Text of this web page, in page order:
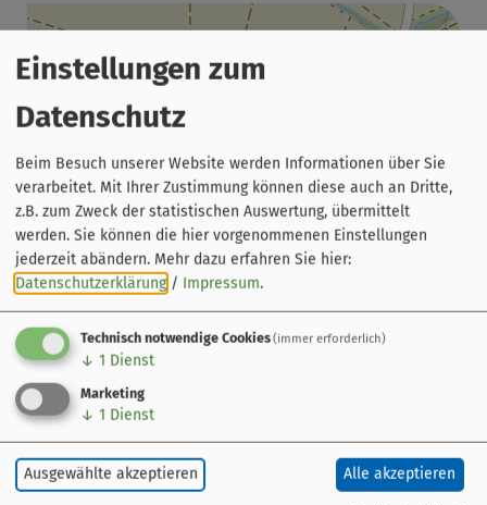
Leaflet|© OpenStreetMap-Mitwirkende
Brauerei-Gasthaus Sauer
Roßdorf am Forst
Sutte 5
96129 Strullendorf
09543 1578
Einstellungen zum
Datenschutz
Beim Besuch unserer Website werden Informationen über Sie
verarbeitet. Mit Ihrer Zustimmung können diese auch an Dritte,
z.B. zum Zweck der statistischen Auswertung, übermittelt
werden. Sie können die hier vorgenommenen Einstellungen
jederzeit abändern. Mehr dazu erfahren Sie hier:
Datenschutzerklärung / Impressum.
Technisch notwendige Cookies(immer erforderlich)
↓ 1 Dienst
Marketing
↓ 1 Dienst
Ausgewählte akzeptieren Alle akzeptieren